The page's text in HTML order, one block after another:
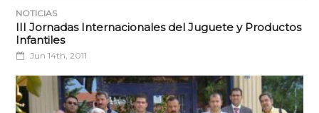
NOTICIAS
III Jornadas Internacionales del Juguete y Productos
Infantiles
Jun 14th, 2011